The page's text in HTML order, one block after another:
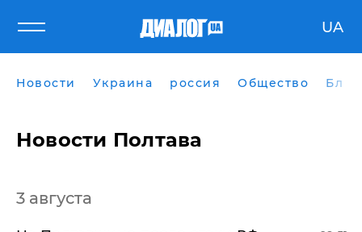
UA
Новости Украина россия Общество
Новости Полтава
3 августа